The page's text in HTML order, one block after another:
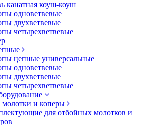
канатная коуш-коуш
одноветвевые
двухветвевые
четырехветвевые
цепные универсальные
одноветвевые
двухветвевые
четырехветвевые
и коперы
для отбойных молотков и